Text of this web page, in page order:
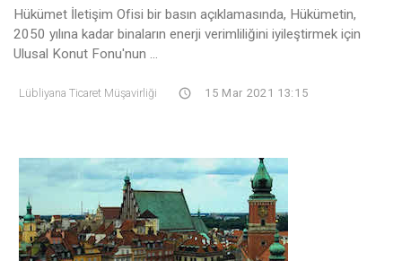
Hükümet İletişim Ofisi bir basın açıklamasında, Hükümetin,
2050 yılına kadar binaların enerji verimliliğini iyileştirmek için
Ulusal Konut Fonu'nun ...
Lübliyana Ticaret Müşavirliği 15 Mar 2021 13:15